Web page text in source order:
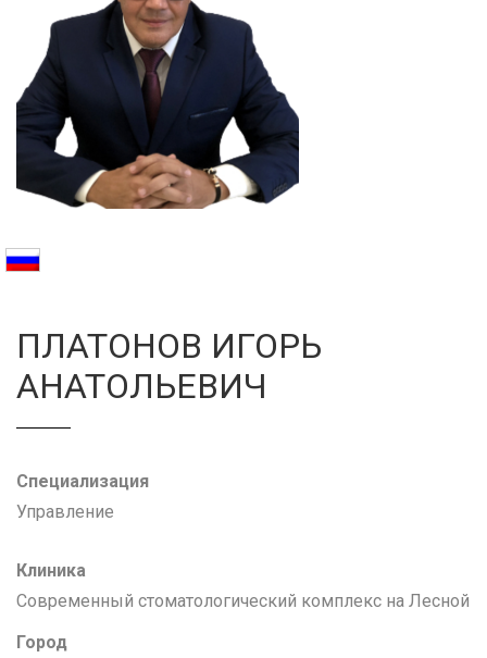
Галерея
Контакты
ПЛАТОНОВ ИГОРЬ
АНАТОЛЬЕВИЧ
Специализация
Управление
Клиника
Современный стоматологический комплекс на Лесной
Город